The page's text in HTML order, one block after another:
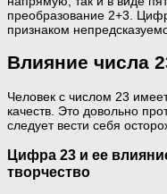
преобразование 2+3.
признаком
Влияние числа
Человек с числом 23
качеств. Это довольно
следует вести себя
Цифра 23 и ее
творчество